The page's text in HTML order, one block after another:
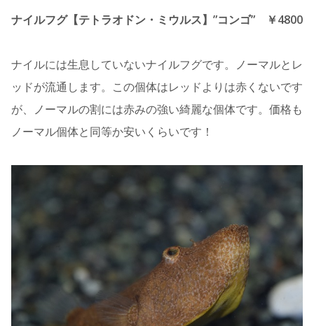
ナイルフグ【テトラオドン・ミウルス】”コンゴ” ￥4800
ナイルには生息していないナイルフグです。ノーマルとレ
ッドが流通します。この個体はレッドよりは赤くないです
が、ノーマルの割には赤みの強い綺麗な個体です。価格も
ノーマル個体と同等か安いくらいです！